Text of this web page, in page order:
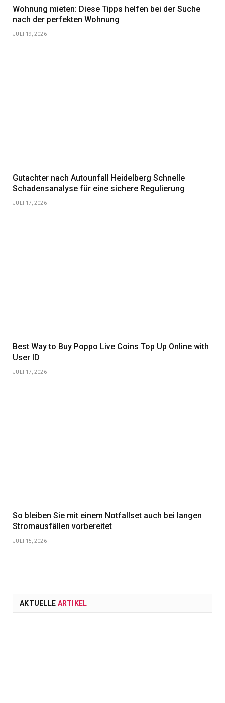
Wohnung mieten: Diese Tipps helfen bei der Suche
nach der perfekten Wohnung
JULI 19, 2026
Gutachter nach Autounfall Heidelberg Schnelle
Schadensanalyse für eine sichere Regulierung
JULI 17, 2026
Best Way to Buy Poppo Live Coins Top Up Online with
User ID
JULI 17, 2026
So bleiben Sie mit einem Notfallset auch bei langen
Stromausfällen vorbereitet
JULI 15, 2026
AKTUELLE ARTIKEL